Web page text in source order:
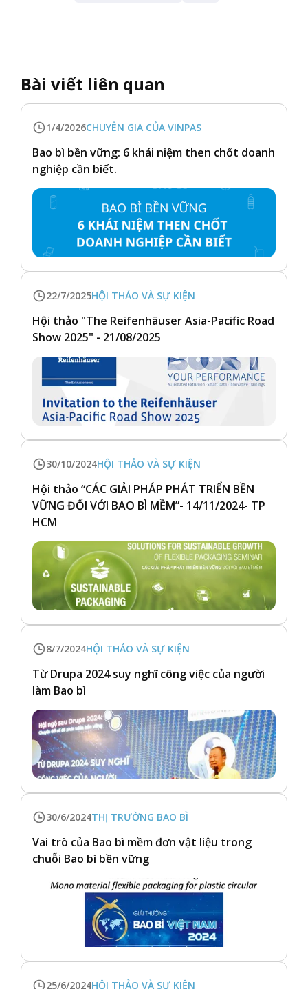
Bài viết liên quan
1/4/2026CHUYÊN GIA CỦA VINPAS
Bao bì bền vững: 6 khái niệm then chốt doanh
nghiệp cần biết.
22/7/2025HỘI THẢO VÀ SỰ KIỆN
Hội thảo "The Reifenhäuser Asia-Pacific Road
Show 2025" - 21/08/2025
30/10/2024HỘI THẢO VÀ SỰ KIỆN
Hội thảo “CÁC GIẢI PHÁP PHÁT TRIỂN BỀN
VỮNG ĐỐI VỚI BAO BÌ MỀM”- 14/11/2024- TP
HCM
8/7/2024HỘI THẢO VÀ SỰ KIỆN
Từ Drupa 2024 suy nghĩ công việc của người
làm Bao bì
30/6/2024THỊ TRƯỜNG BAO BÌ
Vai trò của Bao bì mềm đơn vật liệu trong
chuỗi Bao bì bền vững
25/6/2024HỘI THẢO VÀ SỰ KIỆN